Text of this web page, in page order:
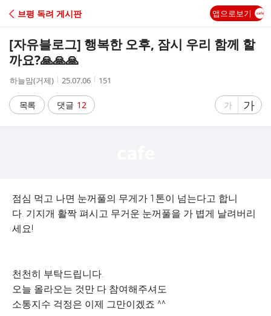
C
A
브평 독려 게시판 앱으로보기
[자유블로그] 행복한 오후, 잠시 우리 함께 할
까요?🙏🙏🙏
작
자
하늘맘(거제)
작
시
간
25.07.06
조
151
목록 댓글 12
글
게
가
글
자
가
점심 먹고 나면 눈꺼풀의 무게가 1톤이 넘는다고 합니
다. 기지개 활짝 펴시고 무거운 눈꺼풀을 가 볍게 날려버리
세요!
천천히 부탁드립니다.
오늘 올라오는 것만 다 참여해주셔도
소통지수 걱정은 이제 그만이겠죠 ^^